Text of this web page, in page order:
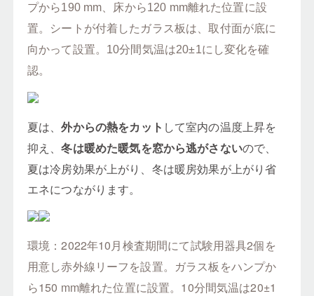
プから190 mm、床から120 mm離れた位置に設
置。シートが付着したガラス板は、取付面が底に
向かって設置。10分間気温は20±1にし変化を確
認。
夏は、外からの熱をカット して室内の温度上昇を
抑え、冬は暖めた暖気を窓から逃がさないので、
夏は冷房効果が上がり、冬は暖房効果が上がり省
エネにつながります。
環境：2022年10月検査期間にて試験用器具2個を
用意し赤外線リーフを設置。ガラス板をハンプか
ら150 mm離れた位置に設置。10分間気温は20±1